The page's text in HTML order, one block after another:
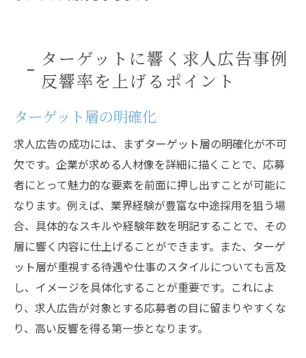
ターゲットに響く求人広告事例
反響率を上げるポイント
ターゲット層の明確化
求人広告の成功には、まずターゲット層の明確化が不可
欠です。企業が求める人材像を詳細に描くことで、応募
者にとって魅力的な要素を前面に押し出すことが可能に
なります。例えば、業界経験が豊富な中途採用を狙う場
合、具体的なスキルや経験年数を明記することで、その
層に響く内容に仕上げることができます。また、ターゲ
ット層が重視する待遇や仕事のスタイルについても言及
し、イメージを具体化することが重要です。これによ
り、求人広告が対象とする応募者の目に留まりやすくな
り、高い反響を得る第一歩となります。